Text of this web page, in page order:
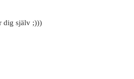
dig själv ;)))